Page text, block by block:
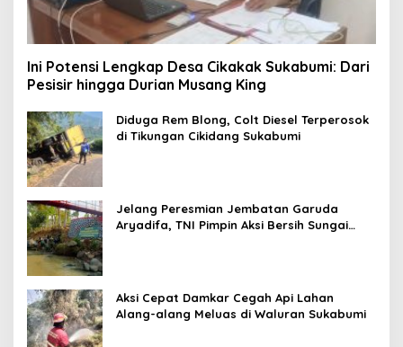
Ini Potensi Lengkap Desa Cikakak Sukabumi: Dari
Pesisir hingga Durian Musang King
Diduga Rem Blong, Colt Diesel Terperosok
di Tikungan Cikidang Sukabumi
Jelang Peresmian Jembatan Garuda
Aryadifa, TNI Pimpin Aksi Bersih Sungai
Aksi Cepat Damkar Cegah Api Lahan
Alang-alang Meluas di Waluran Sukabumi